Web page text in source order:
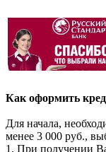
Как оформить
Для начала,
менее 3 000 руб.,
1. При получении